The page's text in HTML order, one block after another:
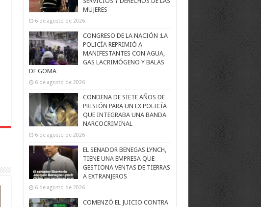
MUJERES
6 de agosto de 2026
CONGRESO DE LA NACIÓN :LA
POLICÍA REPRIMIÓ A
MANIFESTANTES CON AGUA,
GAS LACRIMÓGENO Y BALAS
DE GOMA
6 de agosto de 2026
CONDENA DE SIETE AÑOS DE
PRISIÓN PARA UN EX POLICÍA
QUE INTEGRABA UNA BANDA
NARCOCRIMINAL
6 de agosto de 2026
EL SENADOR BENEGAS LYNCH,
TIENE UNA EMPRESA QUE
GESTIONA VENTAS DE TIERRAS
A EXTRANJEROS
6 de agosto de 2026
COMENZÓ EL JUICIO CONTRA